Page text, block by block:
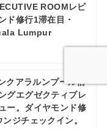
ROOMレビ
ド修行1滞在目・
Lumpur
クアラルンプール宿
グエグゼクティブレ
ー。ダイヤモンド修
ジチェックイン。